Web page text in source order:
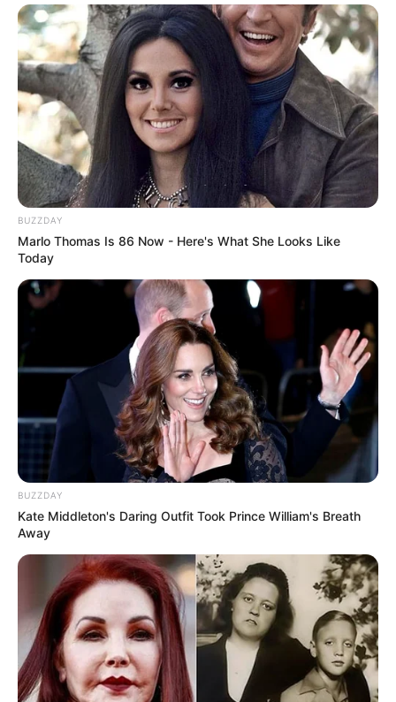
Halaman :
1 2 Sebelumnya
TAGS DRAMA KOREA VOICE 3
BUZZDAY
Marlo Thomas Is 86 Now - Here's What She Looks Like
Today
BUZZDAY
Kate Middleton's Daring Outfit Took Prince William's Breath
Away